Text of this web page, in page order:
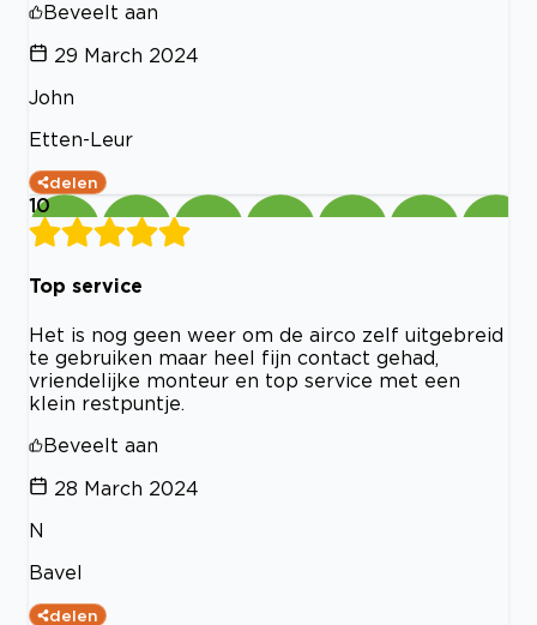
Beveelt aan
29 March 2024
John
Etten-Leur
delen
10
Top service
Het is nog geen weer om de airco zelf uitgebreid
te gebruiken maar heel fijn contact gehad,
vriendelijke monteur en top service met een
klein restpuntje.
Beveelt aan
28 March 2024
N
Bavel
delen